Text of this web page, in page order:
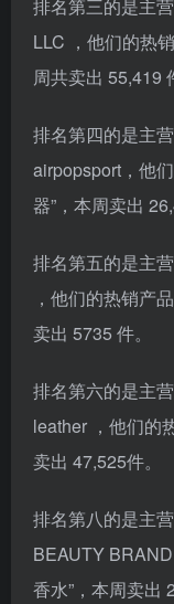
排名第三的是主
LLC ，他们的热
周共卖出 55,419
排名第四的是主
airpopsport，他
器”，本周卖出
排名第五的是主
，他们的热销产
卖出 5735 件。
排名第六的是主
leather ，他们的
卖出 47,525件。
排名第八的是主
BEAUTY
香水”，本周卖出